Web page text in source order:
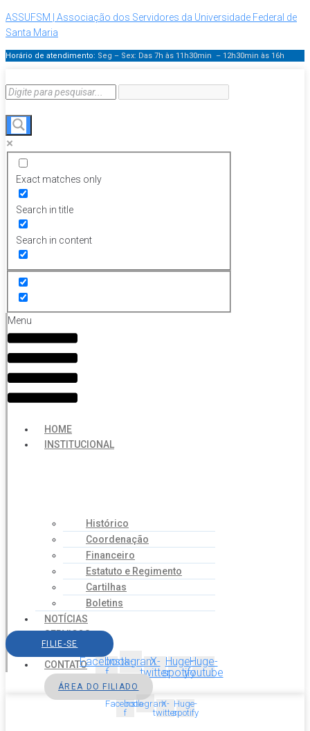
ASSUFSM | Associação dos Servidores da Universidade Federal de
Santa Maria
Horário de atendimento: Seg – Sex: Das 7h às 11h30min – 12h30min às 16h
Exact matches only
Search in title
Search in content
Menu
HOME
INSTITUCIONAL
Histórico
Coordenação
Financeiro
Estatuto e Regimento
Cartilhas
Boletins
NOTÍCIAS
SERVIÇOS
AGENDA
CONTATO
FILIE-SE
Facebook-
f
InstagramX-
twitter
Huge-
spotify
Huge-
youtube
ÁREA DO FILIADO
Facebook-
f
InstagramX-
twitter
Huge-
spotify